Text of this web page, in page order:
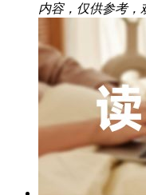
内容，仅供参考，